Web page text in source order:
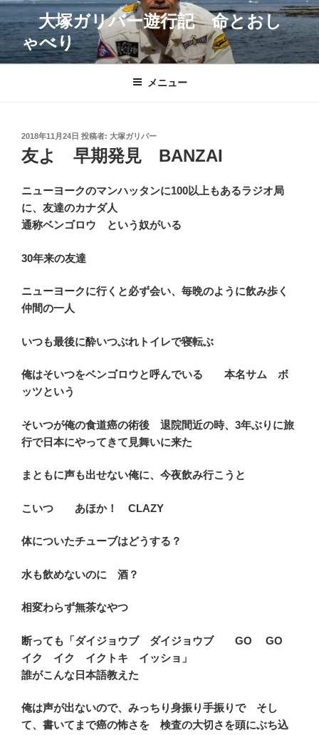
コ
ン
テ
ン
大塚ガリバー遊行記 命とおし
ゃべり
メニュー
投
稿
日:
2018年11月24日 投稿者: 大塚ガリバー
友よ 早期発見 BANZAI
ニューヨークのマンハッタンに100以上もあるラジオ局
に、友達のカナダ人
通称ベンゴロウ という奴がいる
30年来の友達
ニューヨークに行くと必ず会い、毎晩のように飲み歩く
仲間の一人
いつも最後に酔いつぶれトイレで寝転ぶ
俺はそいつをベンゴロウと呼んでいる 本名サム ボ
ッツという
そいつが俺の食道癌の術後 退院間近の時、3年ぶりに旅
行で日本にやってきて見舞いに来た
まともに声も出せない俺に、今夜飲み行こうと
こいつ あほか！ CLAZY
体についたチューブはどうする？
水も飲めないのに 酒？
相変わらず無茶なやつ
断っても「ダイジョウブ ダイジョウブ GO GO
イク イク イクトキ イッショ」
誰がこんな日本語教えた
俺は声が出ないので、みっちり身振り手振りで そし
て、書いてまで癌の怖さを 検査の大切さを頭にぶち込